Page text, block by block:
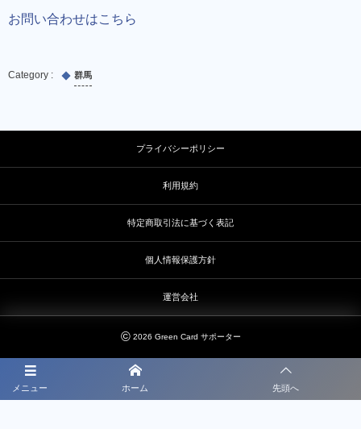
お問い合わせはこちら
群馬
メニュー ホーム 先頭へ
プライバシーポリシー
利用規約
特定商取引法に基づく表記
個人情報保護方針
運営会社
©2026 Green Card サポーター